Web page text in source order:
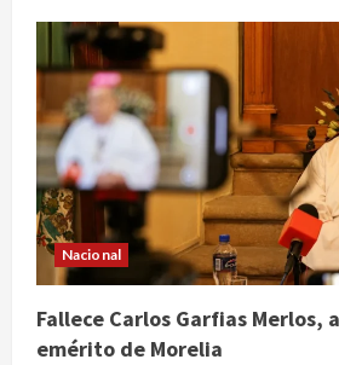
Nacional
Fallece Carlos Garfias Merlos,
emérito de Morelia